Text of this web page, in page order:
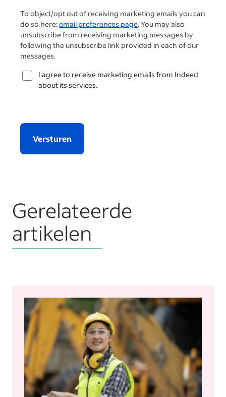
To object/opt out of receiving marketing emails you can
do so here:email preferences page. You may also
unsubscribe from receiving marketing messages by
following the unsubscribe link provided in each of our
messages.
I agree to receive marketing emails from Indeed
about its services.
Versturen
Gerelateerde
artikelen